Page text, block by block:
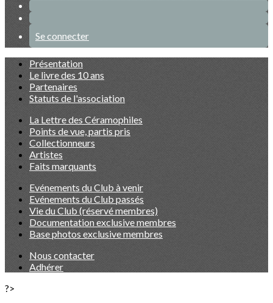
Se connecter
Présentation
Le livre des 10 ans
Partenaires
Statuts de l'association
La Lettre des Céramophiles
Points de vue, partis pris
Collectionneurs
Artistes
Faits marquants
Evénements du Club à venir
Evénements du Club passés
Vie du Club (réservé membres)
Documentation exclusive membres
Base photos exclusive membres
Nous contacter
Adhérer
?>